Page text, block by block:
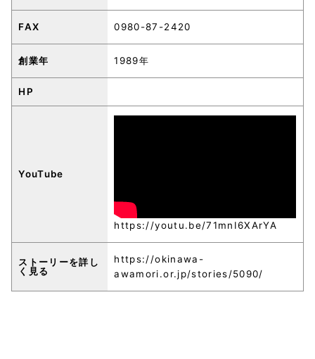
FAX 0980-87-2420
創業年 1989年
HP
YouTube
https://youtu.be/71mnI6XArYA
ストーリーを詳し
く見る
https://okinawa-
awamori.or.jp/stories/5090/